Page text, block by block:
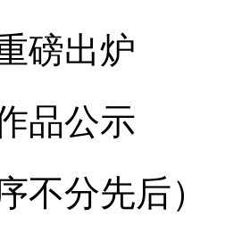
出炉
公示
分先后）